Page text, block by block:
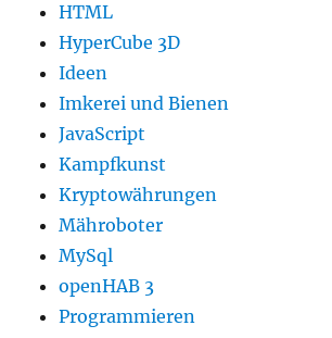
HTML
HyperCube 3D
Ideen
Imkerei und Bienen
JavaScript
Kampfkunst
Kryptowährungen
Mähroboter
MySql
openHAB 3
Programmieren